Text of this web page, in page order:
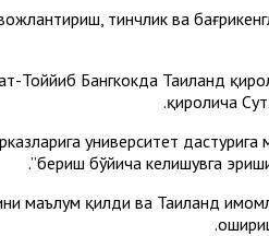
тинчлик ва
Тоййиб Бангкокда Таиланд
қиролича
университет дастурига
бериш бўйича келишувга
маълум қилди ва Таиланд